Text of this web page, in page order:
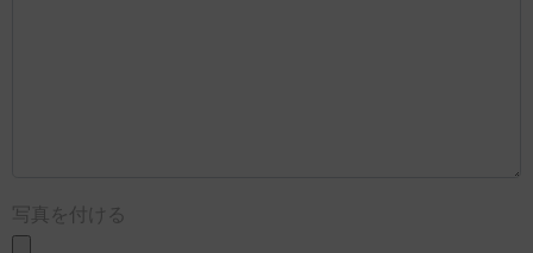
写真を付ける